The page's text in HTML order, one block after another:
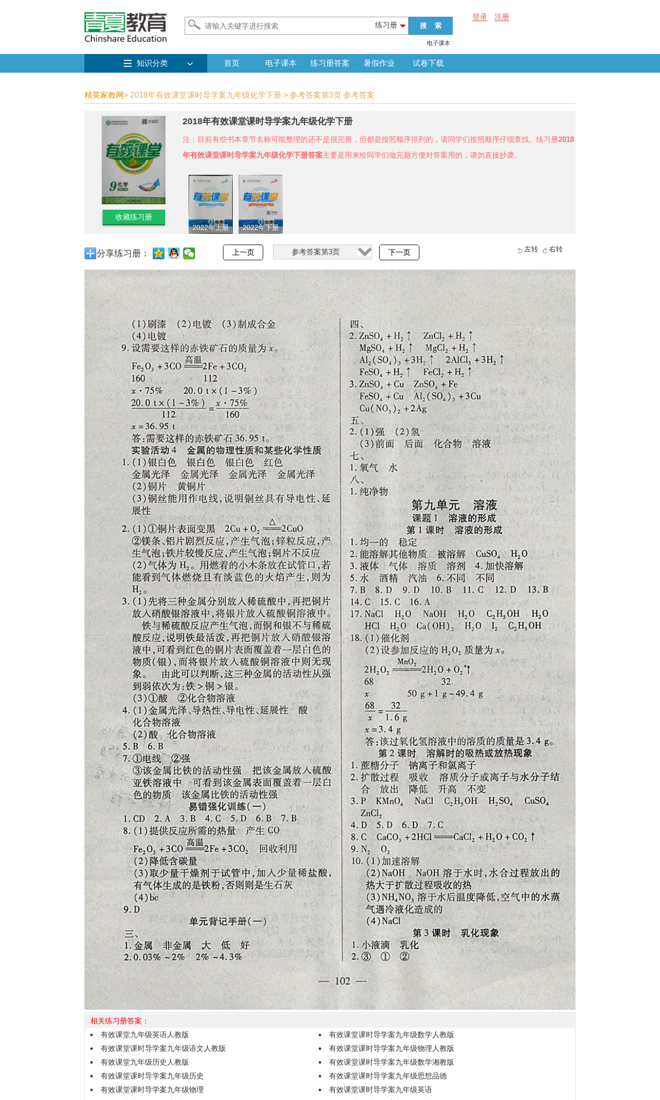
练习册
电子课本
登录 注册
知识分类 首页 电子课本 练习册答案 暑假作业 试卷下载
精英家教网> 2018年有效课堂课时导学案九年级化学下册 > 参考答案第3页 参考答案
收藏练习册
2018年有效课堂课时导学案九年级化学下册
注：目前有些书本章节名称可能整理的还不是很完善，但都是按照顺序排列的，请同学们按照顺序仔细查找。练习册2018
年有效课堂课时导学案九年级化学下册答案主要是用来给同学们做完题方便对答案用的，请勿直接抄袭。
2022年上册 2022年下册
分享练习册： 上一页 参考答案第3页 下一页 左转 右转
相关练习册答案：
有效课堂九年级英语人教版
有效课堂课时导学案九年级数学人教版
有效课堂课时导学案九年级语文人教版
有效课堂课时导学案九年级物理人教版
有效课堂九年级历史人教版
有效课堂课时导学案九年级数学湘教版
有效课堂课时导学案九年级历史
有效课堂课时导学案九年级思想品德
有效课堂课时导学案九年级物理
有效课堂课时导学案九年级英语